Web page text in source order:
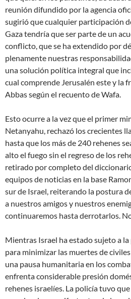
reunión difundido por la agencia
sugirió que cualquier participación
Gaza tendría que ser parte de un
conflicto, que se ha extendido por
plenamente nuestras
una solución política integral que
cual comprende Jerusalén este y la
Abbas según el recuento de Wafa.
Esto ocurre a la vez que el primer
Netanyahu, rechazó los crecientes
hasta que los más de 240 rehenes
alto el fuego sin el regreso de los
retirado por completo del
equipos de noticias en la base
sur de Israel, reiterando la postura
a nuestros amigos y nuestros
continuaremos hasta derrotarlos.
Mientras Israel ha estado sujeto a
para minimizar las muertes de
una pausa humanitariaen los
enfrenta considerable presión
rehenes israelíes. La policía tuvo